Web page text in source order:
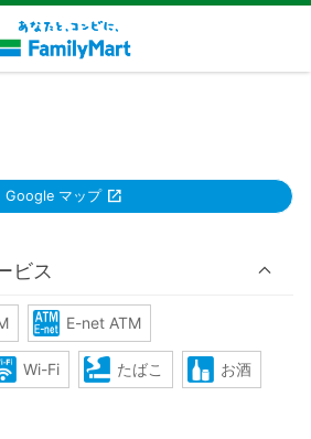
Google マップ
ビス
E-net ATM
Wi-Fi たばこ お酒